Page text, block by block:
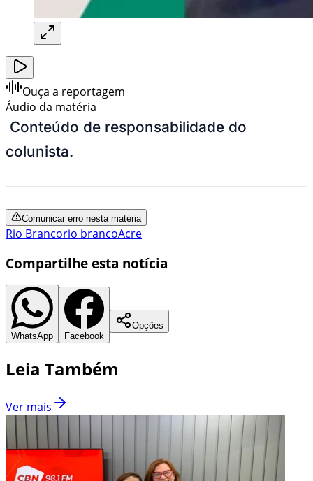
Ouça a reportagem
Áudio da matéria
Conteúdo de responsabilidade do
colunista.
Comunicar erro nesta matéria
Rio Brancorio brancoAcre
Compartilhe esta notícia
WhatsApp Facebook
Opções
Leia Também
Ver mais